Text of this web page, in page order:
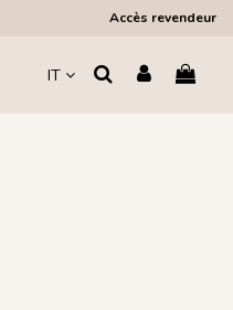
Accès revendeur
IT